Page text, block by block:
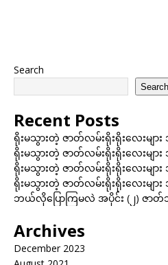
Search
Search
Recent Posts
ရိုးမသွားတဲ့ ဇာတ်လမ်းရိုးရိုးလေးမျာ
ရိုးမသွားတဲ့ ဇာတ်လမ်းရိုးရိုးလေးများ
ရိုးမသွားတဲ့ ဇာတ်လမ်းရိုးရိုးလေးများ
ရိုးမသွားတဲ့ ဇာတ်လမ်းရိုးရိုးလေးများ
ဘယ်လိုပြောကြမလဲ အပိုင်း (၂) ဇာတ်
Archives
December 2023